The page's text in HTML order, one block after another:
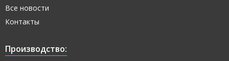
Все новости
Контакты
Производство: